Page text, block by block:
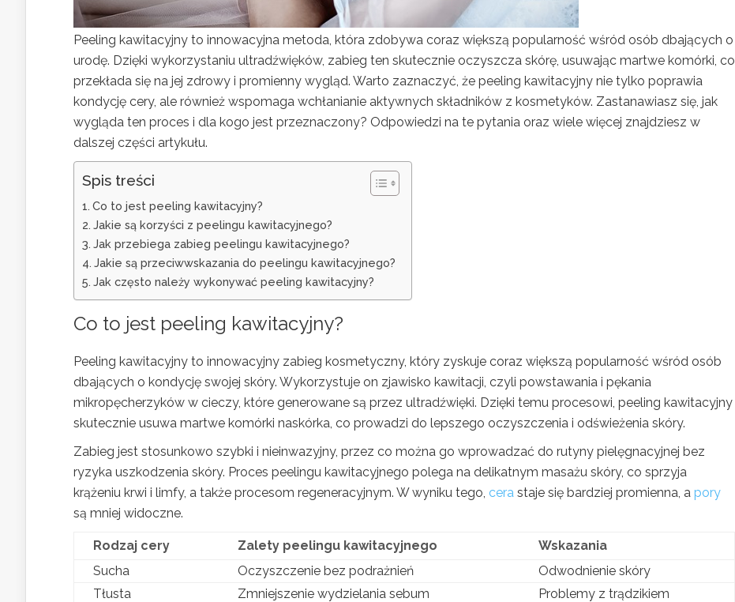
Peeling kawitacyjny to innowacyjna metoda, która zdobywa coraz większą popularność wśród osób dbających o
urodę. Dzięki wykorzystaniu ultradźwięków, zabieg ten skutecznie oczyszcza skórę, usuwając martwe komórki, co
przekłada się na jej zdrowy i promienny wygląd. Warto zaznaczyć, że peeling kawitacyjny nie tylko poprawia
kondycję cery, ale również wspomaga wchłanianie aktywnych składników z kosmetyków. Zastanawiasz się, jak
wygląda ten proces i dla kogo jest przeznaczony? Odpowiedzi na te pytania oraz wiele więcej znajdziesz w
dalszej części artykułu.
Spis treści
Co to jest peeling kawitacyjny?
Jakie są korzyści z peelingu kawitacyjnego?
Jak przebiega zabieg peelingu kawitacyjnego?
Jakie są przeciwwskazania do peelingu kawitacyjnego?
Jak często należy wykonywać peeling kawitacyjny?
Co to jest peeling kawitacyjny?
Peeling kawitacyjny to innowacyjny zabieg kosmetyczny, który zyskuje coraz większą popularność wśród osób
dbających o kondycję swojej skóry. Wykorzystuje on zjawisko kawitacji, czyli powstawania i pękania
mikropęcherzyków w cieczy, które generowane są przez ultradźwięki. Dzięki temu procesowi, peeling kawitacyjny
skutecznie usuwa martwe komórki naskórka, co prowadzi do lepszego oczyszczenia i odświeżenia skóry.
Zabieg jest stosunkowo szybki i nieinwazyjny, przez co można go wprowadzać do rutyny pielęgnacyjnej bez
ryzyka uszkodzenia skóry. Proces peelingu kawitacyjnego polega na delikatnym masażu skóry, co sprzyja
krążeniu krwi i limfy, a także procesom regeneracyjnym. W wyniku tego, cera staje się bardziej promienna, a pory
są mniej widoczne.
Rodzaj cery Zalety peelingu kawitacyjnego
Wskazania
Sucha
Oczyszczenie bez podrażnień
Odwodnienie skóry
Tłusta
Zmniejszenie wydzielania sebum
Problemy z trądzikiem